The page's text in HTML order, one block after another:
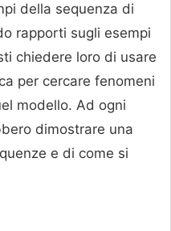
della sequenza di
rapporti sugli esempi
chiedere loro di usare
per cercare fenomeni
modello. Ad ogni
dimostrare una
e di come si